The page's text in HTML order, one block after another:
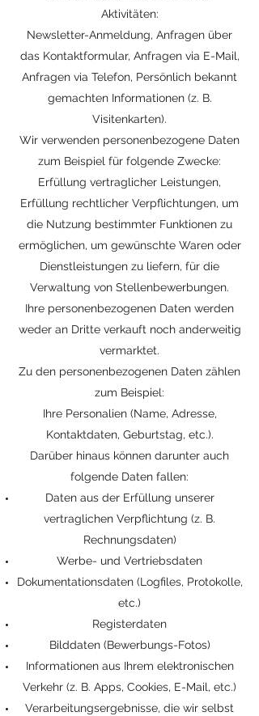
Aktivitäten:
Newsletter-Anmeldung, Anfragen über
das Kontaktformular, Anfragen via E-Mail,
Anfragen via Telefon, Persönlich bekannt
gemachten Informationen (z. B.
Visitenkarten).
Wir verwenden personenbezogene Daten
zum Beispiel für folgende Zwecke:
Erfüllung vertraglicher Leistungen,
Erfüllung rechtlicher Verpflichtungen, um
die Nutzung bestimmter Funktionen zu
ermöglichen, um gewünschte Waren oder
Dienstleistungen zu liefern, für die
Verwaltung von Stellenbewerbungen.
Ihre personenbezogenen Daten werden
weder an Dritte verkauft noch anderweitig
vermarktet.
Zu den personenbezogenen Daten zählen
zum Beispiel:
Ihre Personalien (Name, Adresse,
Kontaktdaten, Geburtstag, etc.).
Darüber hinaus können darunter auch
folgende Daten fallen:
Daten aus der Erfüllung unserer
vertraglichen Verpflichtung (z. B.
Rechnungsdaten)
Werbe- und Vertriebsdaten
Dokumentationsdaten (Logfiles, Protokolle,
etc.)
Registerdaten
Bilddaten (Bewerbungs-Fotos)
Informationen aus Ihrem elektronischen
Verkehr (z. B. Apps, Cookies, E-Mail, etc.)
Verarbeitungsergebnisse, die wir selbst